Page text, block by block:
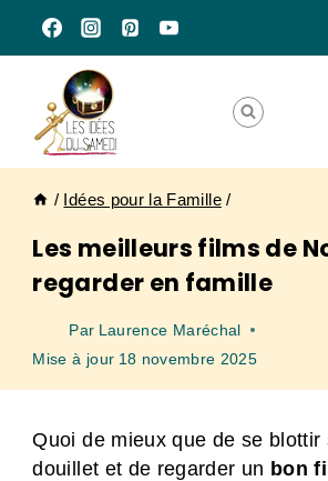
contenu
/ Idées pour la Famille /
Les meilleurs films de
regarder en famille
Par Laurence Maréchal
Mise à jour 18 novembre 2025
Quoi de mieux que de se blottir
douillet et de regarder un bon